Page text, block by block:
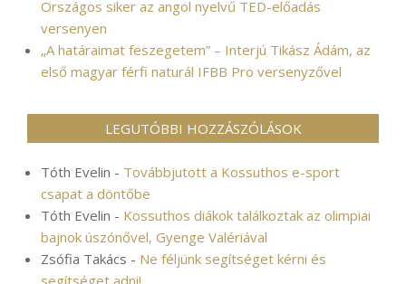
Országos siker az angol nyelvű TED-előadás
versenyen
„A határaimat feszegetem” – Interjú Tikász Ádám, az
első magyar férfi naturál IFBB Pro versenyzővel
LEGUTÓBBI HOZZÁSZÓLÁSOK
Tóth Evelin - Továbbjutott a Kossuthos e-sport
csapat a döntőbe
Tóth Evelin - Kossuthos diákok találkoztak az olimpiai
bajnok úszónővel, Gyenge Valériával
Zsófia Takács - Ne féljünk segítséget kérni és